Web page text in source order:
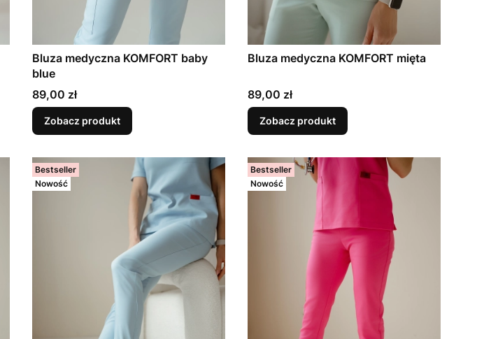
Bluza medyczna KOMFORT baby
blue
Cena
89,00 zł
Zobacz produkt
Bluza medyczna KOMFORT mięta
Cena
89,00 zł
Zobacz produkt
Bestseller
Nowość
Bestseller
Nowość